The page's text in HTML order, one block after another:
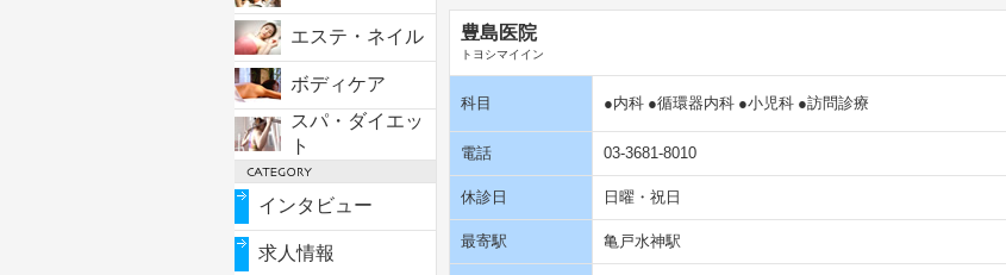
エステ・ネイル
ボディケア
スパ・ダイエッ
ト
インタビュー
求人情報
豊島医院
トヨシマイイン
科目 ●内科 ●循環器内科 ●小児科 ●訪問診療
電話 03-3681-8010
休診日 日曜・祝日
最寄駅 亀戸水神駅